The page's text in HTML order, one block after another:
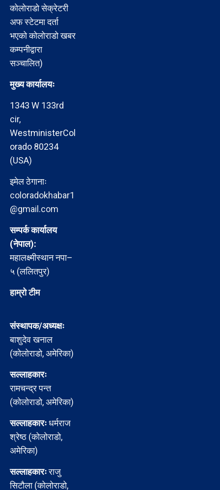
कोलोराडो सेक्रेटरी
अफ स्टेटमा दर्ता
भएको कोलोराडो खबर
कम्पनीद्वारा
सञ्चालित)
मुख्य कार्यालयः
1343 W 133rd
cir,
WestministerCol
orado 80234
(USA)
इमेल ठेगानाः
coloradokhabar1
@gmail.com
सम्पर्क कार्यालय
(नेपाल):
महालक्ष्मीस्थान नपा–
५ (ललितपुर)
हाम्रो टीम
संस्थापक/अध्यक्षः
बाशुदेव खनाल
(कोलोराडो, अमेरिका)
सल्लाहकारः
रामचन्द्र पन्त
(कोलोराडो, अमेरिका)
सल्लाहकारःधर्मराज
श्रेष्ठ (कोलोराडो,
अमेरिका)
सल्लाहकारःराजु
सिटौला (कोलोराडो,